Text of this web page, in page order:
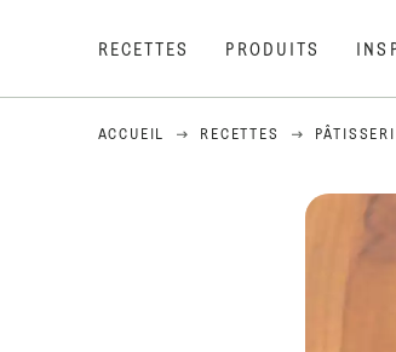
RECETTES PRODUITS
ACCUEIL RECETTES